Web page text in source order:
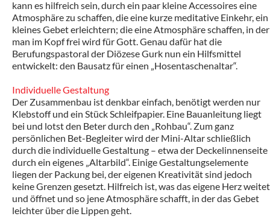
kann es hilfreich sein, durch ein paar kleine Accessoires eine
Atmosphäre zu schaffen, die eine kurze meditative Einkehr, ein
kleines Gebet erleichtern; die eine Atmosphäre schaffen, in der
man im Kopf frei wird für Gott. Genau dafür hat die
Berufungspastoral der Diözese Gurk nun ein Hilfsmittel
entwickelt: den Bausatz für einen „Hosentaschenaltar“.
Individuelle Gestaltung
Der Zusammenbau ist denkbar einfach, benötigt werden nur
Klebstoff und ein Stück Schleifpapier. Eine Bauanleitung liegt
bei und lotst den Beter durch den „Rohbau“. Zum ganz
persönlichen Bet-Begleiter wird der Mini-Altar schließlich
durch die individuelle Gestaltung – etwa der Deckelinnenseite
durch ein eigenes „Altarbild“. Einige Gestaltungselemente
liegen der Packung bei, der eigenen Kreativität sind jedoch
keine Grenzen gesetzt. Hilfreich ist, was das eigene Herz weitet
und öffnet und so jene Atmosphäre schafft, in der das Gebet
leichter über die Lippen geht.